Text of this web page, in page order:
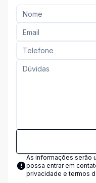
As informações serão
possa entrar em
privacidade e termos